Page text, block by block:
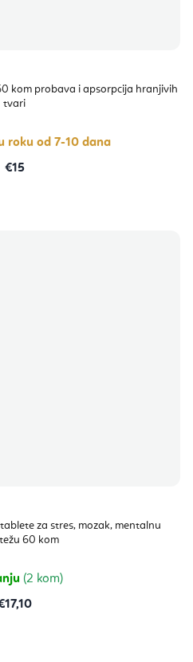
kom probava i apsorpcija hranjivih
tvari
roku od 7-10 dana
€15
za stres, mozak, mentalnu
60 kom
(2 kom)